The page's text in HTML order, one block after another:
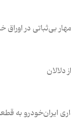
بی‌ثباتی در اوراق
ایران‌خودرو به